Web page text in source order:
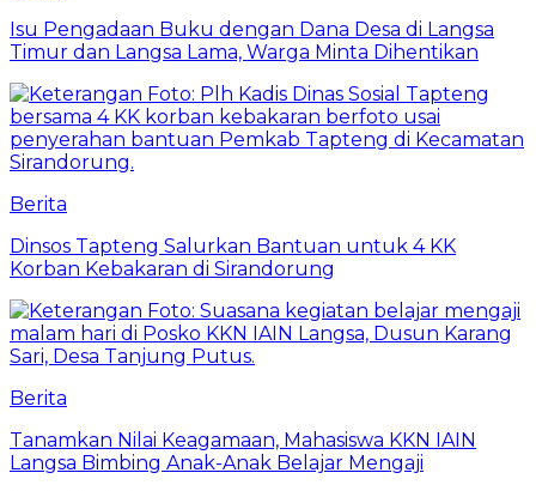
Isu Pengadaan Buku dengan Dana Desa di Langsa
Timur dan Langsa Lama, Warga Minta Dihentikan
Berita
Dinsos Tapteng Salurkan Bantuan untuk 4 KK
Korban Kebakaran di Sirandorung
Berita
Tanamkan Nilai Keagamaan, Mahasiswa KKN IAIN
Langsa Bimbing Anak-Anak Belajar Mengaji